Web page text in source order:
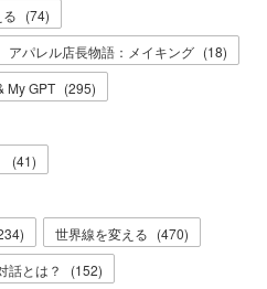
(74)
アパレル店長物語：メイキング (18)
My GPT (295)
(41)
) 世界線を変える (470)
話とは？ (152)